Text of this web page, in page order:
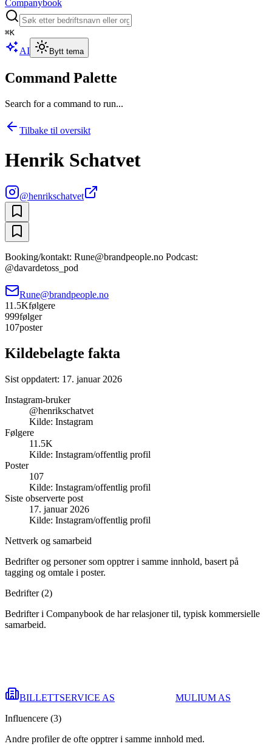
Companybook
⌘K
AI Bytt tema
Command Palette
Search for a command to run...
Tilbake til oversikt
Henrik Schatvet
@henrikschatvet
Booking/kontakt: Rune@brandpeople.no Podcast:
@davardetoss_pod
Rune@brandpeople.no
11.5Kfølgere
999følger
107poster
Kildebelagte fakta
Sist oppdatert: 17. januar 2026
Instagram-bruker
@henrikschatvet
Kilde: Instagram
Følgere
11.5K
Kilde: Instagram/offentlig profil
Poster
107
Kilde: Instagram/offentlig profil
Siste observerte post
17. januar 2026
Kilde: Instagram/offentlig profil
Nettverk og samarbeid
Bedrifter og personer som opptrer i samme innhold, basert på
tagging og omtale i poster.
Bedrifter (2)
Bedrifter i Companybook de har relasjoner til, typisk kommersielle
samarbeid.
BILLETTSERVICE AS
MULIUM AS
Influencere (3)
Andre profiler de ofte opptrer i samme innhold med.